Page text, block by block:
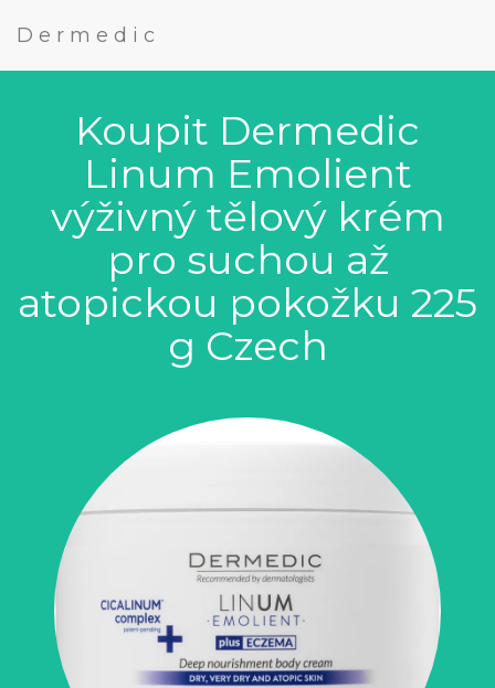
Dermedic
Koupit Dermedic
Linum Emolient
výživný tělový krém
pro suchou až
atopickou pokožku 225
g Czech